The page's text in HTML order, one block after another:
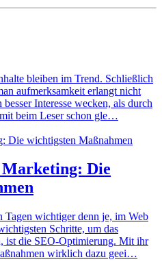
bleiben im Trend. Schließlich
aufmerksamkeit erlangt nicht
Interesse wecken, als durch
beim Leser schon gle…
Die
Tagen wichtiger denn je, im Web
Schritte, um das
ist die SEO-Optimierung. Mit ihr
wirklich dazu geei…